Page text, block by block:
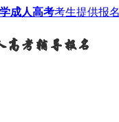
成人高考考生提供报